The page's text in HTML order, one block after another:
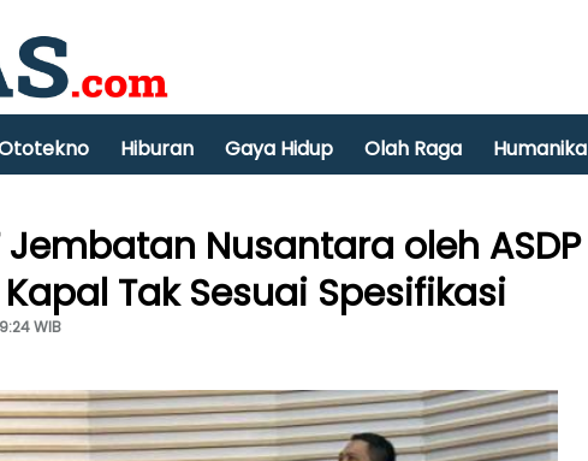
Hiburan Gaya Hidup Olah Raga Humanika
Jembatan Nusantara oleh ASDP
Tak Sesuai Spesifikasi
WIB